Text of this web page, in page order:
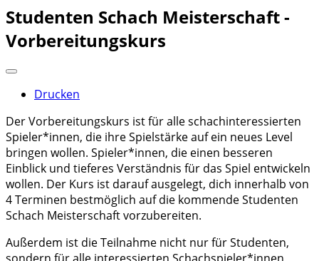
Studenten Schach Meisterschaft -
Vorbereitungskurs
Drucken
Der Vorbereitungskurs ist für alle schachinteressierten
Spieler*innen, die ihre Spielstärke auf ein neues Level
bringen wollen. Spieler*innen, die einen besseren
Einblick und tieferes Verständnis für das Spiel entwickeln
wollen. Der Kurs ist darauf ausgelegt, dich innerhalb von
4 Terminen bestmöglich auf die kommende Studenten
Schach Meisterschaft vorzubereiten.
Außerdem ist die Teilnahme nicht nur für Studenten,